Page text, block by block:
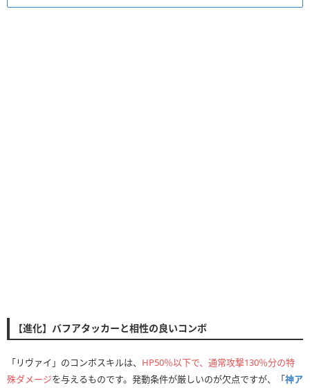
【進化】バフアタッカーと相性の良いコンボ
「リヴァイ」のコンボスキルは、 HP50％以下で、通常攻撃130％分の特
殊ダメージを与えるものです。発動条件が厳しいのが欠点ですが、「神ア